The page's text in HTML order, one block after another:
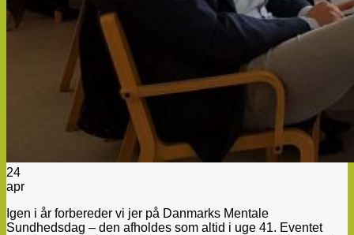
24
apr
Igen i år forbereder vi jer på Danmarks Mentale
Sundhedsdag – den afholdes som altid i uge 41. Eventet